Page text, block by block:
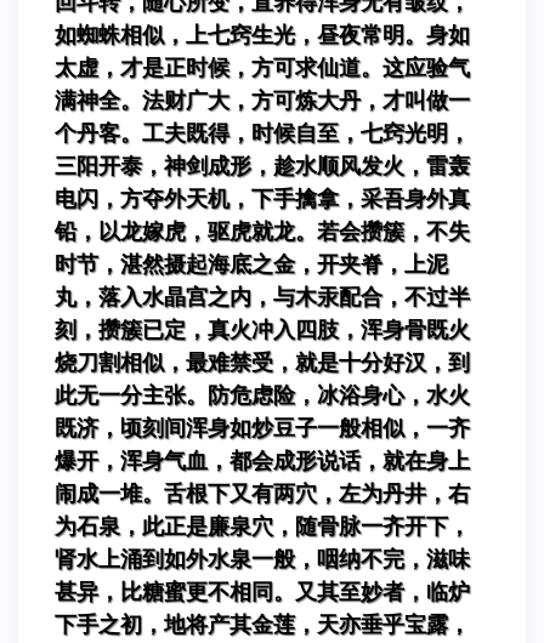
如蜘蛛相似，上七窍生光，昼夜常明。身如
太虚，才是正时候，方可求仙道。这应验气
满神全。法财广大，方可炼大丹，才叫做一
个丹客。工夫既得，时候自至，七窍光明，
三阳开泰，神剑成形，趁水顺风发火，雷轰
电闪，方夺外天机，下手擒拿，采吾身外真
铅，以龙嫁虎，驱虎就龙。若会攒簇，不失
时节，湛然摄起海底之金，开夹脊，上泥
丸，落入水晶宫之内，与木汞配合，不过半
刻，攒簇已定，真火冲入四肢，浑身骨既火
烧刀割相似，最难禁受，就是十分好汉，到
此无一分主张。防危虑险，冰浴身心，水火
既济，顷刻间浑身如炒豆子一般相似，一齐
爆开，浑身气血，都会成形说话，就在身上
闹成一堆。舌根下又有两穴，左为丹井，右
为石泉，此正是廉泉穴，随骨脉一齐开下，
肾水上涌到如外水泉一般，咽纳不完，滋味
甚异，比糖蜜更不相同。又其至妙者，临炉
下手之初，地将产其金莲，天亦垂乎宝露，